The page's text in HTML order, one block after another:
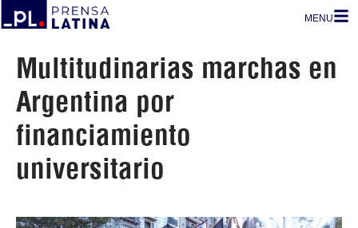
MENU
Multitudinarias marchas en
Argentina por
financiamiento
universitario